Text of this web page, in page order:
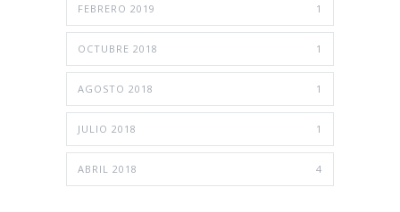
FEBRERO 2019 1
OCTUBRE 2018 1
AGOSTO 2018 1
JULIO 2018 1
ABRIL 2018 4